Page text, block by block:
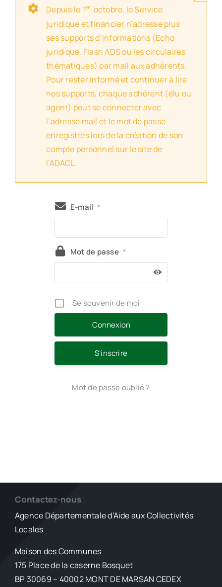
Depuis le 1er octobre, le Service
juridique et financier n’adresse plus
ses supports d’informations (Echo
juridique, Flash ADS ou les circulaires
thématiques) par mail aux adhérents.
Pour rester informé et continuer à lire
nos supports, chaque adhérent (élu ou
agent) peut se connecter avec
l’adresse mail et le mot de passe
enregistrés lors de la création de son
compte personnel sur le site de
l’ADACL.
E-mail *
Mot de passe *
Se souvenir de moi
S’inscrire
Mot de passe oublié ?
Contactez-nous
Agence Départementale d’Aide aux Collectivités
Locales
Maison des Communes
175 Place de la caserne Bosquet
BP 30069 – 40002 MONT DE MARSAN CEDEX